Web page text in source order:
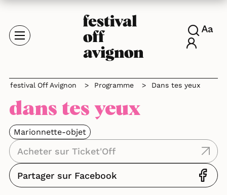
festival Off Avignon > Programme > Dans tes yeux
dans tes yeux
Marionnette-objet
Acheter sur Ticket'Off
Partager sur Facebook